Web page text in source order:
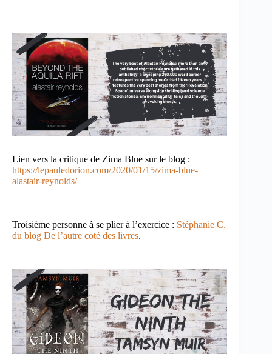
Lien vers la critique de Zima Blue sur le blog :
https://lepauledorion.com/2020/01/15/zima-blue-
alastair-reynolds/
Troisième personne à se plier à l’exercice : Stéphanie C.
du blog De l’autre coté des livres.